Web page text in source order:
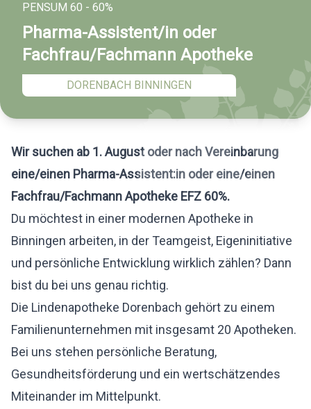
PENSUM 60 - 60%
Pharma-Assistent/in oder
Fachfrau/Fachmann Apotheke
DORENBACH BINNINGEN
Wir suchen ab 1. August oder nach Vereinbarung
eine/einen Pharma-Assistent:in oder eine/einen
Fachfrau/Fachmann Apotheke EFZ 60%.
Du möchtest in einer modernen Apotheke in
Binningen arbeiten, in der Teamgeist, Eigeninitiative
und persönliche Entwicklung wirklich zählen? Dann
bist du bei uns genau richtig.
Die Lindenapotheke Dorenbach gehört zu einem
Familienunternehmen mit insgesamt 20 Apotheken.
Bei uns stehen persönliche Beratung,
Gesundheitsförderung und ein wertschätzendes
Miteinander im Mittelpunkt.